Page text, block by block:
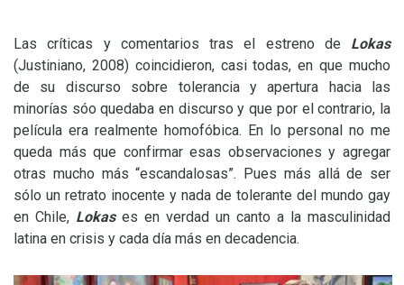
Las críticas y comentarios tras el estreno de Lokas
(Justiniano, 2008) coincidieron, casi todas, en que mucho
de su discurso sobre tolerancia y apertura hacia las
minorías sóo quedaba en discurso y que por el contrario, la
película era realmente homofóbica. En lo personal no me
queda más que confirmar esas observaciones y agregar
otras mucho más “escandalosas”. Pues más allá de ser
sólo un retrato inocente y nada de tolerante del mundo gay
en Chile, Lokases en verdad un canto a la masculinidad
latina en crisis y cada día más en decadencia.